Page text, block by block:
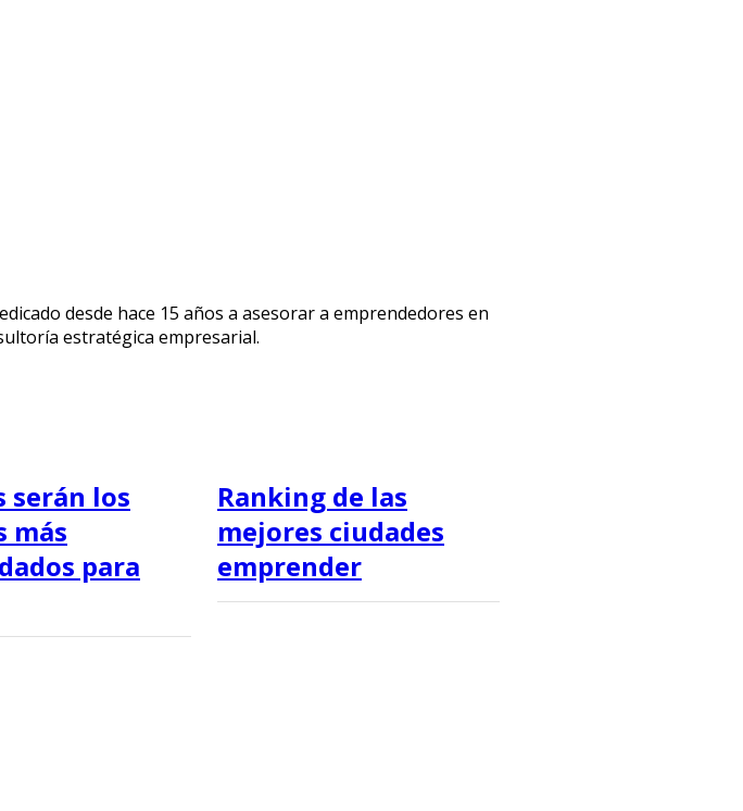
desde hace 15 años a asesorar a emprendedores en
estratégica empresarial.
serán los
más
para
Ranking de las
mejores ciudades
emprender